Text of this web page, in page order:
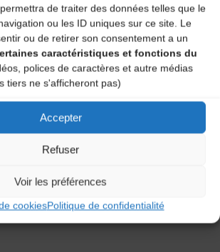
de traiter des données telles que le
ou les ID uniques sur ce site. Le
ou de retirer son consentement a un
caractéristiques et fonctions du
polices de caractères et autre médias
tiers ne s'afficheront pas)
Accepter
Refuser
Voir les préférences
cookiesPolitique de confidentialité
email, and site URL in my browser for next
pour réduire les indésirables.
traitées .